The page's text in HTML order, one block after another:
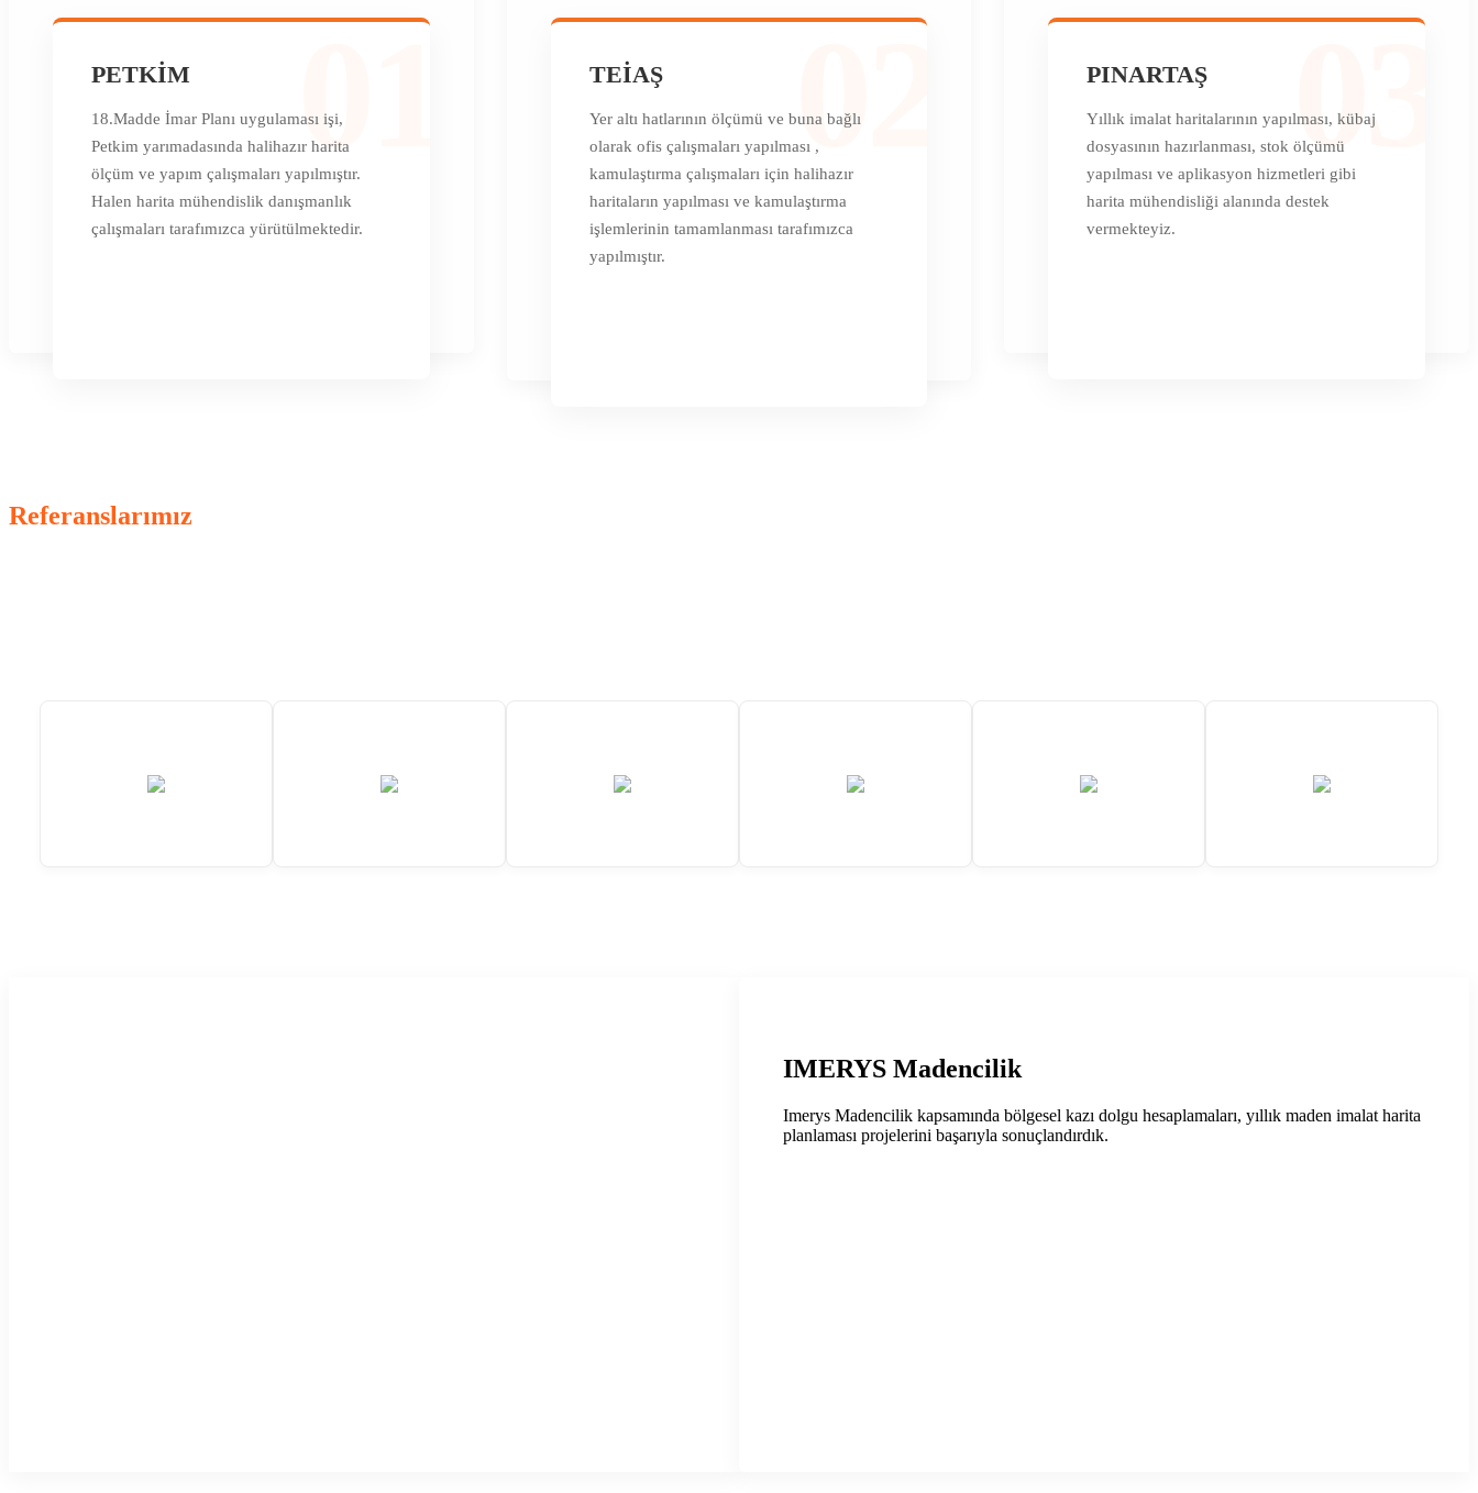
01
PETKİM
18.Madde İmar Planı uygulaması işi,
Petkim yarımadasında halihazır harita
ölçüm ve yapım çalışmaları yapılmıştır.
Halen harita mühendislik danışmanlık
çalışmaları tarafımızca yürütülmektedir.
02
TEİAŞ
Yer altı hatlarının ölçümü ve buna bağlı
olarak ofis çalışmaları yapılması ,
kamulaştırma çalışmaları için halihazır
haritaların yapılması ve kamulaştırma
işlemlerinin tamamlanması tarafımızca
yapılmıştır.
03
PINARTAŞ
Yıllık imalat haritalarının yapılması, kübaj
dosyasının hazırlanması, stok ölçümü
yapılması ve aplikasyon hizmetleri gibi
harita mühendisliği alanında destek
vermekteyiz.
Referanslarımız
IMERYS Madencilik
Imerys Madencilik kapsamında bölgesel kazı dolgu hesaplamaları, yıllık maden imalat harita
planlaması projelerini başarıyla sonuçlandırdık.